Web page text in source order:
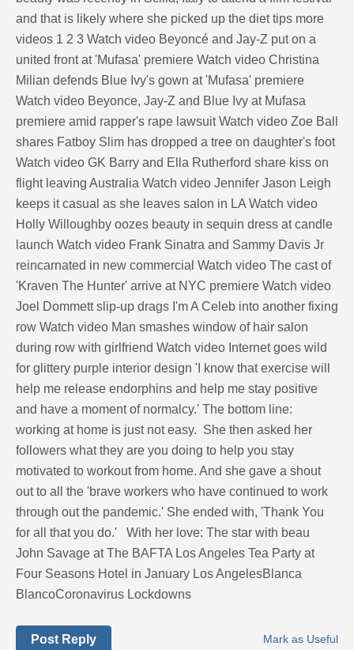
and that is likely where she picked up the diet tips more
videos 1 2 3 Watch video Beyoncé and Jay-Z put on a
united front at 'Mufasa' premiere Watch video Christina
Milian defends Blue Ivy's gown at 'Mufasa' premiere
Watch video Beyonce, Jay-Z and Blue Ivy at Mufasa
premiere amid rapper's rape lawsuit Watch video Zoe Ball
shares Fatboy Slim has dropped a tree on daughter's foot
Watch video GK Barry and Ella Rutherford share kiss on
flight leaving Australia Watch video Jennifer Jason Leigh
keeps it casual as she leaves salon in LA Watch video
Holly Willoughby oozes beauty in sequin dress at candle
launch Watch video Frank Sinatra and Sammy Davis Jr
reincarnated in new commercial Watch video The cast of
'Kraven The Hunter' arrive at NYC premiere Watch video
Joel Dommett slip-up drags I'm A Celeb into another fixing
row Watch video Man smashes window of hair salon
during row with girlfriend Watch video Internet goes wild
for glittery purple interior design 'I know that exercise will
help me release endorphins and help me stay positive
and have a moment of normalcy.' The bottom line:
working at home is just not easy. She then asked her
followers what they are you doing to help you stay
motivated to workout from home. And she gave a shout
out to all the 'brave workers who have continued to work
through out the pandemic.' She ended with, 'Thank You
for all that you do.' With her love: The star with beau
John Savage at The BAFTA Los Angeles Tea Party at
Four Seasons Hotel in January Los AngelesBlanca
BlancoCoronavirus Lockdowns
Mark as Useful
Post Reply